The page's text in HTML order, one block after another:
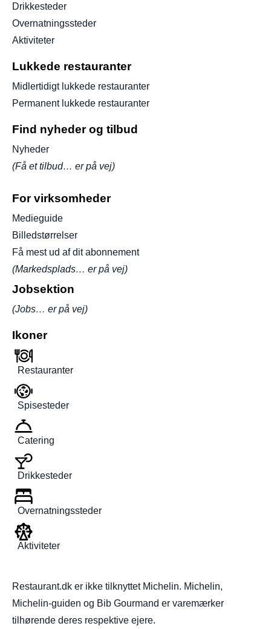
Drikkesteder
Overnatningssteder
Aktiviteter
Lukkede restauranter
Midlertidigt lukkede restauranter
Permanent lukkede restauranter
Find nyheder og tilbud
Nyheder
(Få et tilbud… er på vej)
For virksomheder
Medieguide
Billedstørrelser
Få mest ud af dit abonnement
(Markedsplads… er på vej)
Jobsektion
(Jobs… er på vej)
Ikoner
Restauranter
Spisesteder
Catering
Drikkesteder
Overnatningssteder
Aktiviteter
Restaurant.dk er ikke tilknyttet Michelin. Michelin,
Michelin-guiden og Bib Gourmand er varemærker
tilhørende deres respektive ejere.